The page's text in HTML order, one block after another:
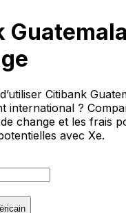
Citibank
international ?
change et les frais
avec Xe.